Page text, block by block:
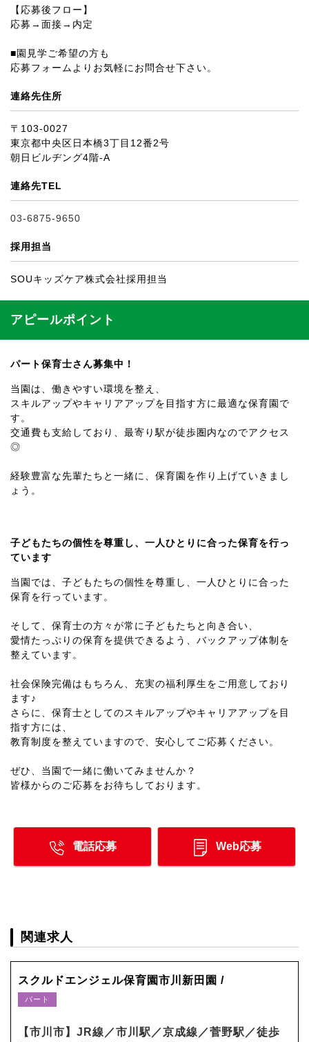
【応募後フロー】
応募→面接→内定
■園見学ご希望の方も
応募フォームよりお気軽にお問合せ下さい。
連絡先住所
〒103-0027
東京都中央区日本橋3丁目12番2号
朝日ビルヂング4階-A
連絡先TEL
03-6875-9650
採用担当
SOUキッズケア株式会社採用担当
アピールポイント
パート保育士さん募集中！
当園は、働きやすい環境を整え、
スキルアップやキャリアアップを目指す方に最適な保育園で
す。
交通費も支給しており、最寄り駅が徒歩圏内なのでアクセス
◎
経験豊富な先輩たちと一緒に、保育園を作り上げていきまし
ょう。
子どもたちの個性を尊重し、一人ひとりに合った保育を行っ
ています
当園では、子どもたちの個性を尊重し、一人ひとりに合った
保育を行っています。
そして、保育士の方々が常に子どもたちと向き合い、
愛情たっぷりの保育を提供できるよう、バックアップ体制を
整えています。
社会保険完備はもちろん、充実の福利厚生をご用意しており
ます♪
さらに、保育士としてのスキルアップやキャリアアップを目
指す方には、
教育制度を整えていますので、安心してご応募ください。
ぜひ、当園で一緒に働いてみませんか？
皆様からのご応募をお待ちしております。
電話応募 Web応募
関連求人
スクルドエンジェル保育園市川新田園 /
パート
【市川市】JR線／市川駅／京成線／菅野駅／徒歩